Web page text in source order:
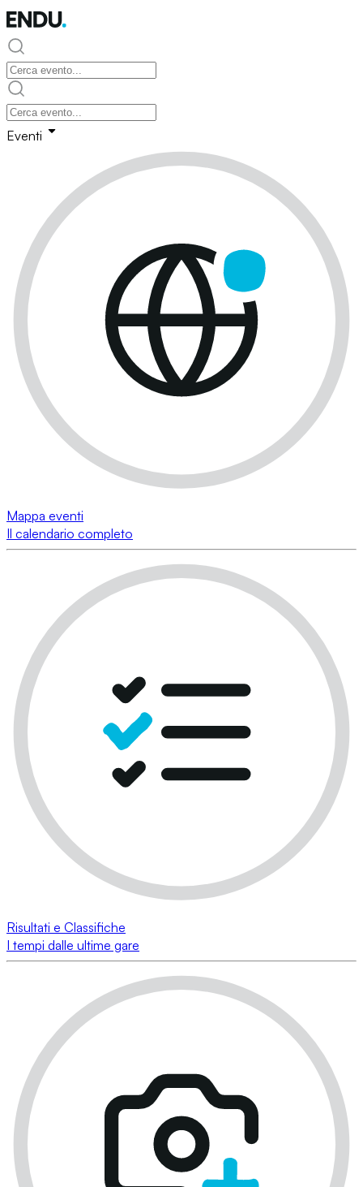
Eventi
Mappa eventi
Il calendario completo
Risultati e Classifiche
I tempi dalle ultime gare